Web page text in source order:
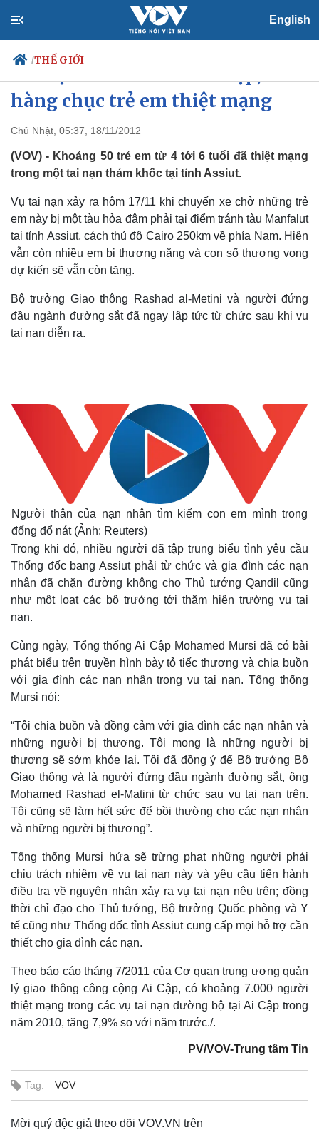
English
/THẾ GIỚI
Chính trị
Đảng
Tổ chức nhân sự
Nhận diện sự thật
Tin 24h
Dự báo thời tiết
Dấu ấn VOV
Việc làm
Thế giới
Quan sát
Cuộc sống đó đây
Multimedia
Video
Infographic
hàng chục trẻ em thiệt mạng
Chủ Nhật, 05:37, 18/11/2012
(VOV) - Khoảng 50 trẻ em từ 4 tới 6 tuổi đã thiệt mạng
trong một tai nạn thảm khốc tại tỉnh Assiut.
Vụ tai nạn xảy ra hôm 17/11 khi chuyến xe chở những trẻ
em này bị một tàu hỏa đâm phải tại điểm tránh tàu Manfalut
tại tỉnh Assiut, cách thủ đô Cairo 250km về phía Nam. Hiện
vẫn còn nhiều em bị thương nặng và con số thương vong
dự kiến sẽ vẫn còn tăng.
Bộ trưởng Giao thông Rashad al-Metini và người đứng
đầu ngành đường sắt đã ngay lập tức từ chức sau khi vụ
tai nạn diễn ra.
Người thân của nạn nhân tìm kiếm con em mình trong
đống đổ nát (Ảnh: Reuters)
Trong khi đó, nhiều người đã tập trung biểu tình yêu cầu
Thống đốc bang Assiut phải từ chức và gia đình các nạn
nhân đã chặn đường không cho Thủ tướng Qandil cũng
như một loạt các bộ trưởng tới thăm hiện trường vụ tai
nạn.
Cùng ngày, Tổng thống Ai Cập Mohamed Mursi đã có bài
phát biểu trên truyền hình bày tỏ tiếc thương và chia buồn
với gia đình các nạn nhân trong vụ tai nạn. Tổng thống
Mursi nói:
“Tôi chia buồn và đồng cảm với gia đình các nạn nhân và
những người bị thương. Tôi mong là những người bị
thương sẽ sớm khỏe lại. Tôi đã đồng ý để Bộ trưởng Bộ
Giao thông và là người đứng đầu ngành đường sắt, ông
Mohamed Rashad el-Matini từ chức sau vụ tai nạn trên.
Tôi cũng sẽ làm hết sức để bồi thường cho các nạn nhân
và những người bị thương”.
Tổng thống Mursi hứa sẽ trừng phạt những người phải
chịu trách nhiệm về vụ tai nạn này và yêu cầu tiến hành
điều tra về nguyên nhân xảy ra vụ tai nạn nêu trên; đồng
thời chỉ đạo cho Thủ tướng, Bộ trưởng Quốc phòng và Y
tế cũng như Thống đốc tỉnh Assiut cung cấp mọi hỗ trợ cần
thiết cho gia đình các nạn.
Theo báo cáo tháng 7/2011 của Cơ quan trung ương quản
lý giao thông công cộng Ai Cập, có khoảng 7.000 người
thiệt mạng trong các vụ tai nạn đường bộ tại Ai Cập trong
năm 2010, tăng 7,9% so với năm trước./.
PV/VOV-Trung tâm Tin
Tag: VOV
Mời quý độc giả theo dõi VOV.VN trên